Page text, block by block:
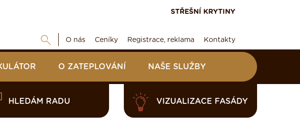
STŘEŠNÍ KRYTINY
O nás Ceníky Registrace, reklama Kontakty
O ZATEPLOVÁNÍ NAŠE SLUŽBY
HLEDÁM RADU VIZUALIZACE FASÁDY